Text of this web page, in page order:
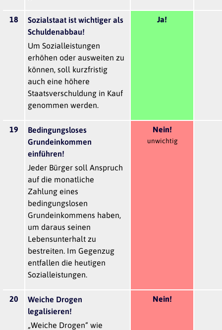
18
Sozialstaat ist wichtiger als
Schuldenabbau!
Um Sozialleistungen
erhöhen oder ausweiten zu
können, soll kurzfristig
auch eine höhere
Staatsverschuldung in Kauf
genommen werden.
Ja!
19
Bedingungsloses
Grundeinkommen
einführen!
Jeder Bürger soll Anspruch
auf die monatliche
Zahlung eines
bedingungslosen
Grundeinkommens haben,
um daraus seinen
Lebensunterhalt zu
bestreiten. Im Gegenzug
entfallen die heutigen
Sozialleistungen.
Nein!
unwichtig
20
Weiche Drogen
legalisieren!
„Weiche Drogen“ wie
Nein!